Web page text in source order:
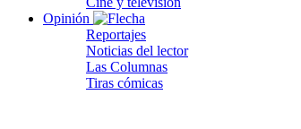
Opinión
Reportajes
Noticias del lector
Las Columnas
Tiras cómicas